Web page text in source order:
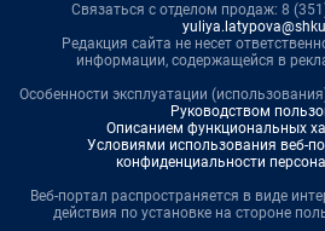
Связаться с отделом продаж: 8
Редакция сайта не несет
информации, содержащейся в
Особенности эксплуатации
Руководством
Описанием функциональных
Условиями использования веб-
конфиденциальности
Веб-портал распространяется в виде
действия по установке на стороне